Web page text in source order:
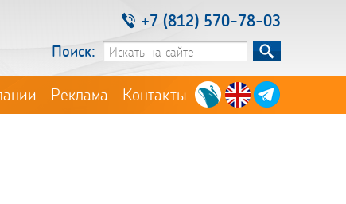
+7 (812) 570-78-03
Поиск:
Реклама Контакты